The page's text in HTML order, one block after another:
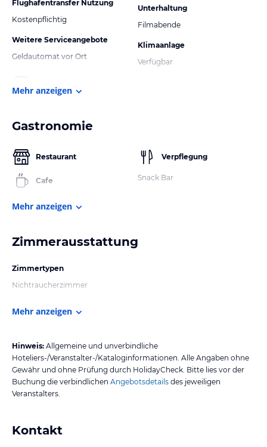
Flughafentransfer Nutzung
Kostenpflichtig
Weitere Serviceangebote
Geldautomat vor Ort
Unterhaltung
Filmabende
Klimaanlage
Verfügbar
Mehr anzeigen
Gastronomie
Restaurant
Cafe
Verpflegung
Snack Bar
Mehr anzeigen
Zimmerausstattung
Zimmertypen
Nichtraucherzimmer
Mehr anzeigen
Hinweis: Allgemeine und unverbindliche
Hoteliers-/Veranstalter-/Kataloginformationen. Alle Angaben ohne
Gewähr und ohne Prüfung durch HolidayCheck. Bitte lies vor der
Buchung die verbindlichen Angebotsdetails des jeweiligen
Veranstalters.
Kontakt